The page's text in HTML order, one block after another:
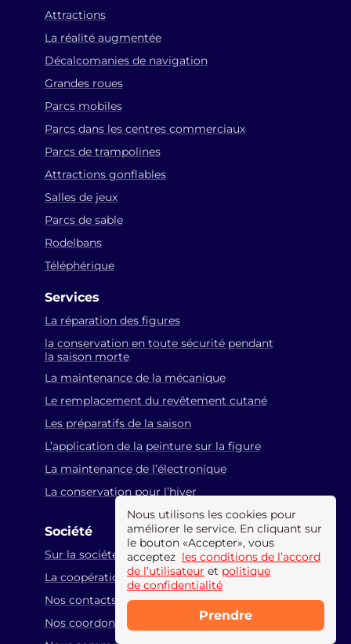
Nous utilisons les cookies pour
améliorer le service. En cliquant sur
le bouton «Accepter», vous
acceptez les conditions de l’accord
de l’utilisateur et politique
de confidentialité
Prendre
Attractions
La réalité augmentée
Décalcomanies de navigation
Grandes roues
Parcs mobiles
Parcs dans les centres commerciaux
Parcs de trampolines
Attractions gonflables
Salles de jeux
Parcs de sable
Rodelbans
Téléphérique
Services
La réparation des figures
la conservation en toute sécurité pendant
la saison morte
La maintenance de la mécanique
Le remplacement du revêtement cutané
Les préparatifs de la saison
L’application de la peinture sur la figure
La maintenance de l’électronique
La conservation pour l’hiver
Société
Sur la société
La coopération
Nos contacts
Nos coordonnées